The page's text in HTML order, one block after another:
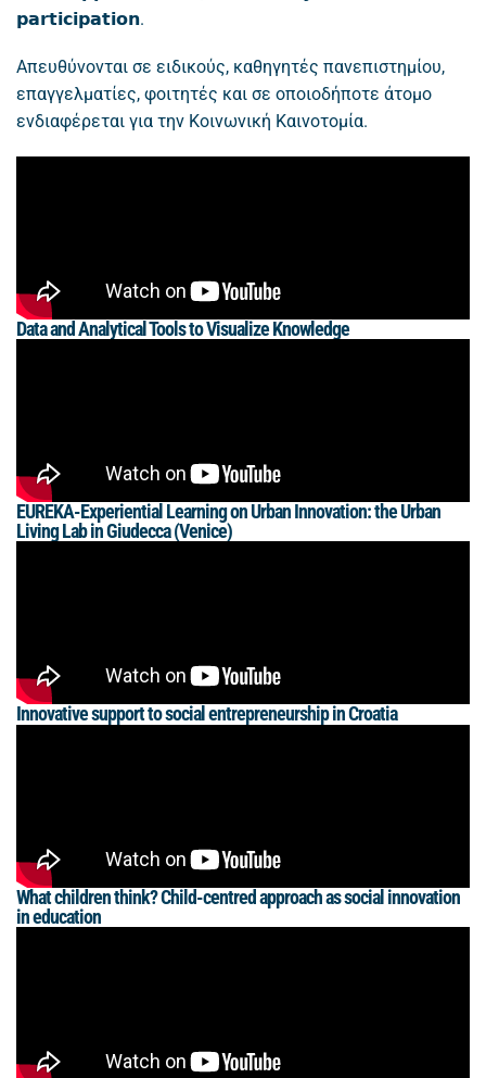
𝗽𝗮𝗿𝘁𝗶𝗰𝗶𝗽𝗮𝘁𝗶𝗼𝗻.
Απευθύνονται σε ειδικούς, καθηγητές πανεπιστημίου,
επαγγελματίες, φοιτητές και σε οποιοδήποτε άτομο
ενδιαφέρεται για την Κοινωνική Καινοτομία.
Data and Analytical Tools to Visualize Knowledge
EUREKA-Experiential Learning on Urban Innovation: the Urban
Living Lab in Giudecca (Venice)
Innovative support to social entrepreneurship in Croatia
What children think? Child-centred approach as social innovation
in education